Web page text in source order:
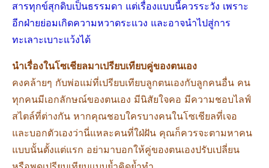
สารทุกข์สุกดิบเป็นธรรมดา แต่เรื่องแบบนี้ควรระวัง เพราะ
อีกฝ่ายย่อมเกิดความหวาดระแวง และอาจนําไปสู่การ
ทะเลาะเบาะแว้งได้
นําเรื่องในโซเชียลมาเปรียบเทียบคู่ของตนเอง
คงคล้ายๆ กับพ่อแม่ที่เปรียบเทียบลูกตนเองกับลูกคนอื่น คน
ทุกคนมีเอกลักษณ์ของตนเอง มีนิสัยใจคอ มีความชอบไลฟ์
สไตล์ที่ต่างกัน หากคุณชอบใครบางคนในโซเชียลที่เจอ
และบอกตัวเองว่านี่แหละคนที่ใฝ่ฝัน คุณก็ควรจะตามหาคน
แบบนั้นตั้งแต่แรก อย่ามาบอกให้คู่ของตนเองปรับเปลี่ยน